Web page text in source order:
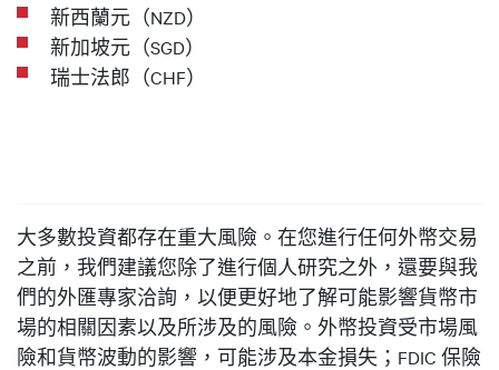
新西蘭元（NZD）
新加坡元（SGD）
瑞士法郎（CHF）
大多數投資都存在重大風險。在您進行任何外幣交易
之前，我們建議您除了進行個人研究之外，還要與我
們的外匯專家洽詢，以便更好地了解可能影響貨幣市
場的相關因素以及所涉及的風險。外幣投資受市場風
險和貨幣波動的影響，可能涉及本金損失；FDIC 保險